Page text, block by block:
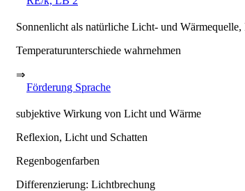
Sonnenlicht als natürliche Licht- und Wärmequelle,
Temperaturunterschiede wahrnehmen
⇒
Förderung Sprache
subjektive Wirkung von Licht und Wärme
Reflexion, Licht und Schatten
Regenbogenfarben
Differenzierung: Lichtbrechung